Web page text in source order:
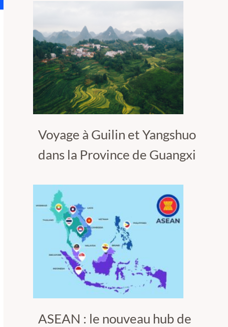
Voyage à Guilin et Yangshuo
dans la Province de Guangxi
ASEAN : le nouveau hub de